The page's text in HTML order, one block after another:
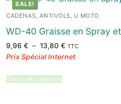
SALE!
CADENAS, ANTIVOLS, U MOTO
WD-40 Graisse en Spray
9,96 € – 13,80 €Plage
prix :
TTC
Choix des options